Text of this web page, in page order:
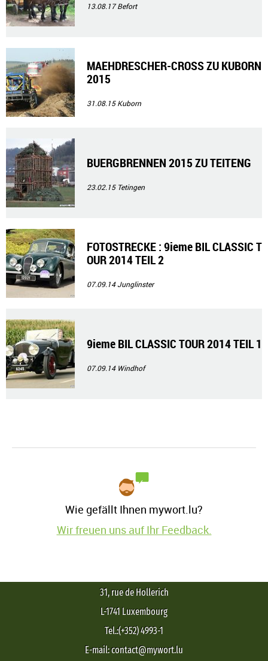
13.08.17Befort
MAEHDRESCHER-CROSS ZU KUBORN
2015
31.08.15Kuborn
BUERGBRENNEN 2015 ZU TEITENG
23.02.15 Tetingen
FOTOSTRECKE : 9ieme BIL CLASSIC T
OUR 2014 TEIL 2
07.09.14Junglinster
9ieme BIL CLASSIC TOUR 2014 TEIL 1
07.09.14 Windhof
Wie gefällt Ihnen mywort.lu?
Wir freuen uns auf Ihr Feedback.
31, rue de Hollerich
L-1741 Luxembourg
Tel.:(+352) 4993-1
E-mail: contact@mywort.lu